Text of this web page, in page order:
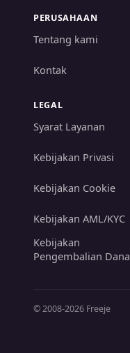
PERUSAHAAN
Tentang kami
Kontak
LEGAL
Syarat Layanan
Kebijakan Privasi
Kebijakan Cookie
Kebijakan AML/KYC
Kebijakan
Pengembalian Dana
© 2008-2026 Freeje